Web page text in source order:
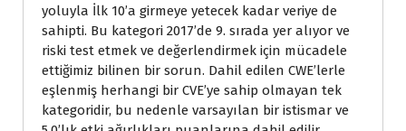
yoluyla İlk 10’a girmeye yetecek kadar veriye de
sahipti. Bu kategori 2017’de 9. sırada yer alıyor ve
riski test etmek ve değerlendirmek için mücadele
ettiğimiz bilinen bir sorun. Dahil edilen CWE’lerle
eşlenmiş herhangi bir CVE’ye sahip olmayan tek
kategoridir, bu nedenle varsayılan bir istismar ve